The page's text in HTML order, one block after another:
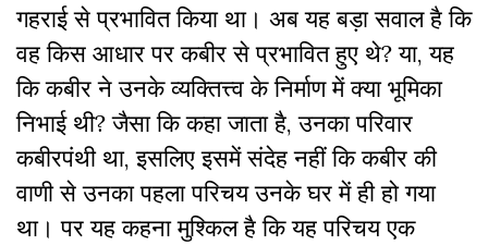
गहराई से प्रभावित किया था। अब यह बड़ा सवाल है कि
वह किस आधार पर कबीर से प्रभावित हुए थे? या, यह
कि कबीर ने उनके व्यक्तित्त्व के निर्माण में क्या भूमिका
निभाई थी? जैसा कि कहा जाता है, उनका परिवार
कबीरपंथी था, इसलिए इसमें संदेह नहीं कि कबीर की
वाणी से उनका पहला परिचय उनके घर में ही हो गया
था। पर यह कहना मुश्किल है कि यह परिचय एक